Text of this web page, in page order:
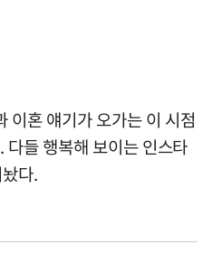
이혼 얘기가 오가는 이 시점
다들 행복해 보이는 인스타
다.